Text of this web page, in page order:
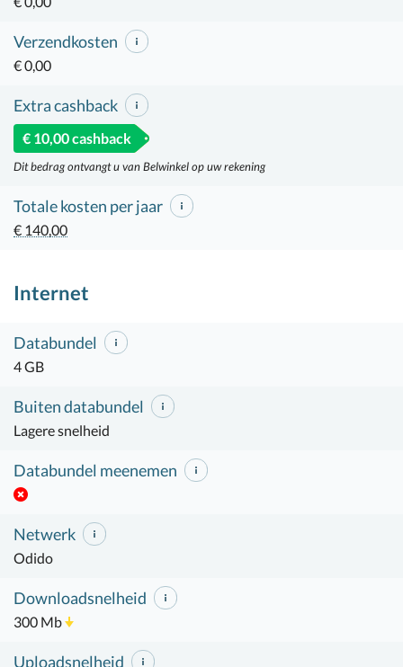
Verzendkosten
€ 0,00
Extra cashback
€ 10,00 cashback
Dit bedrag ontvangt u van Belwinkel op uw rekening
Totale kosten per jaar
€ 140,00
Internet
Databundel
4 GB
Buiten databundel
Lagere snelheid
Databundel meenemen
Netwerk
Odido
Downloadsnelheid
300 Mb
Uploadsnelheid